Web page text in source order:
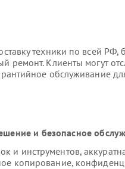
техники по всей РФ,
ремонт. Клиенты могут
обслуживание
и безопасное
и инструментов,
копирование,